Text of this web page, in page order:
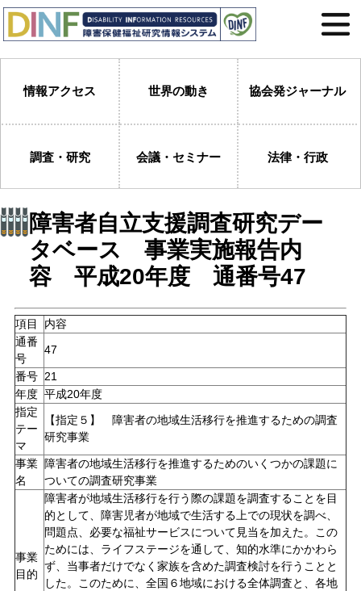
情報アクセス 世界の動き 協会発ジャーナル
調査・研究 会議・セミナー 法律・行政
障害者自立支援調査研究デー
タベース 事業実施報告内
容 平成20年度 通番号47
項目
内容
通番
号
47
番号 21
年度 平成20年度
指定
テー
マ
【指定５】 障害者の地域生活移行を推進するための調査
研究事業
事業
名
障害者の地域生活移行を推進するためのいくつかの課題に
ついての調査研究事業
事業
目的
障害者が地域生活移行を行う際の課題を調査することを目
的として、障害児者が地域で生活する上での現状を調べ、
問題点、必要な福祉サービスについて見当を加えた。この
ためには、ライフステージを通して、知的水準にかかわら
ず、当事者だけでなく家族を含めた調査検討を行うことと
した。このために、全国６地域における全体調査と、各地